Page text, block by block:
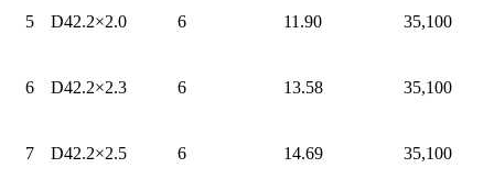
5 D42.2×2.0 6 11.90 35,100
6 D42.2×2.3 6 13.58 35,100
7 D42.2×2.5 6 14.69 35,100